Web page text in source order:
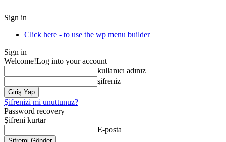
Sign in
Click here - to use the wp menu builder
Sign in
Welcome!Log into your account
kullanıcı adınız
şifreniz
Şifrenizi mi unuttunuz?
Password recovery
Şifreni kurtar
E-posta